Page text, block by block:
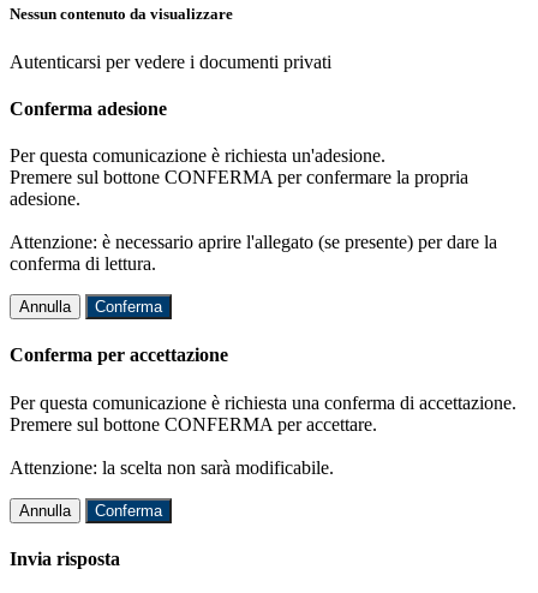
Nessun contenuto da visualizzare
Autenticarsi per vedere i documenti privati
Conferma adesione
Per questa comunicazione è richiesta un'adesione.
Premere sul bottone CONFERMA per confermare la propria
adesione.
Attenzione: è necessario aprire l'allegato (se presente) per dare la
conferma di lettura.
Annulla Conferma
Conferma per accettazione
Per questa comunicazione è richiesta una conferma di accettazione.
Premere sul bottone CONFERMA per accettare.
Attenzione: la scelta non sarà modificabile.
Annulla Conferma
Invia risposta